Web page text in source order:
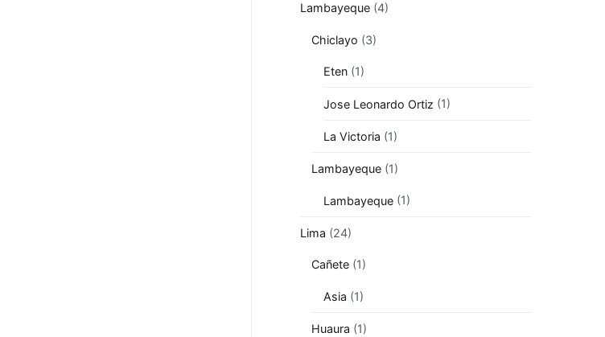
Lambayeque (4)
Chiclayo (3)
Eten(1)
Jose Leonardo Ortiz (1)
La Victoria (1)
Lambayeque (1)
Lambayeque(1)
Lima (24)
Cañete (1)
Asia (1)
Huaura (1)